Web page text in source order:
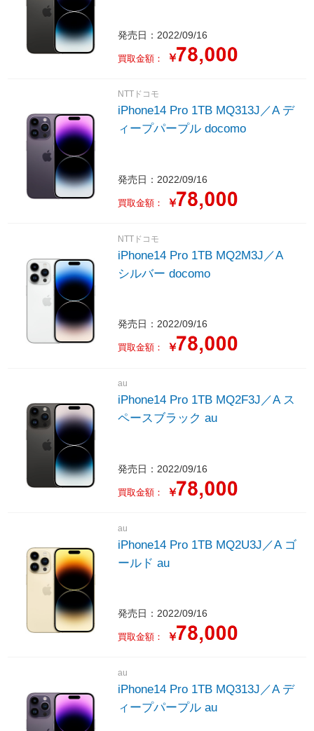
発売日：2022/09/16
買取金額： ￥
NTTドコモ
iPhone14 Pro 1TB MQ313J／A デ
ィープパープル docomo
発売日：2022/09/16
買取金額： ￥
NTTドコモ
iPhone14 Pro 1TB MQ2M3J／A
シルバー docomo
発売日：2022/09/16
買取金額： ￥
au
iPhone14 Pro 1TB MQ2F3J／A ス
ペースブラック au
発売日：2022/09/16
買取金額： ￥
au
iPhone14 Pro 1TB MQ2U3J／A ゴ
ールド au
発売日：2022/09/16
買取金額： ￥
au
iPhone14 Pro 1TB MQ313J／A デ
ィープパープル au